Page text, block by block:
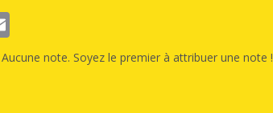
Aucune note. Soyez le premier à attribuer une note !